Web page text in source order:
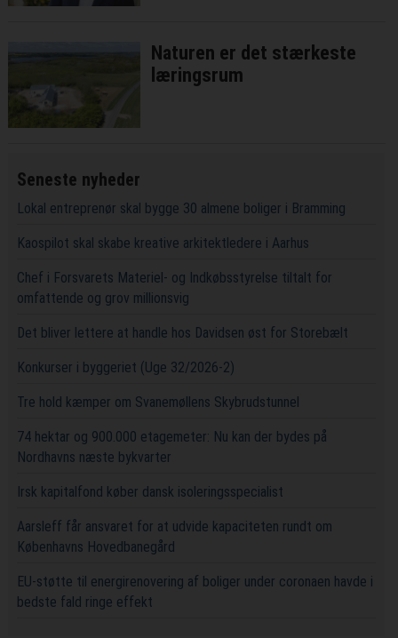
Naturen er det stærkeste
læringsrum
Seneste nyheder
Lokal entreprenør skal bygge 30 almene boliger i Bramming
Kaospilot skal skabe kreative arkitektledere i Aarhus
Chef i Forsvarets Materiel- og Indkøbsstyrelse tiltalt for
omfattende og grov millionsvig
Det bliver lettere at handle hos Davidsen øst for Storebælt
Konkurser i byggeriet (Uge 32/2026-2)
Tre hold kæmper om Svanemøllens Skybrudstunnel
74 hektar og 900.000 etagemeter: Nu kan der bydes på
Nordhavns næste bykvarter
Irsk kapitalfond køber dansk isoleringsspecialist
Aarsleff får ansvaret for at udvide kapaciteten rundt om
Københavns Hovedbanegård
EU-støtte til energirenovering af boliger under coronaen havde i
bedste fald ringe effekt